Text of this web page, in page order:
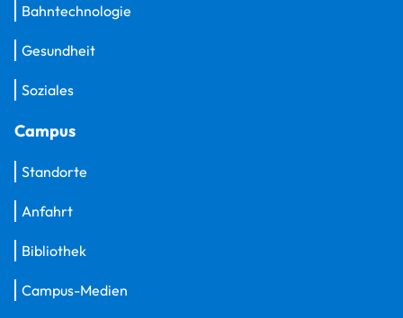
Bahntechnologie
Gesundheit
Soziales
Campus
Standorte
Anfahrt
Bibliothek
Campus-Medien